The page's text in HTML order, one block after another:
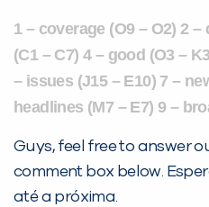
1 – coverage (O9 – O2) 2
(C1 – C7) 4 – good (O3 –
– issues (J15 – E10) 7 –
headlines (M7 – E7) 9 –
Guys, feel free to answer
comment box below.
até a próxima.